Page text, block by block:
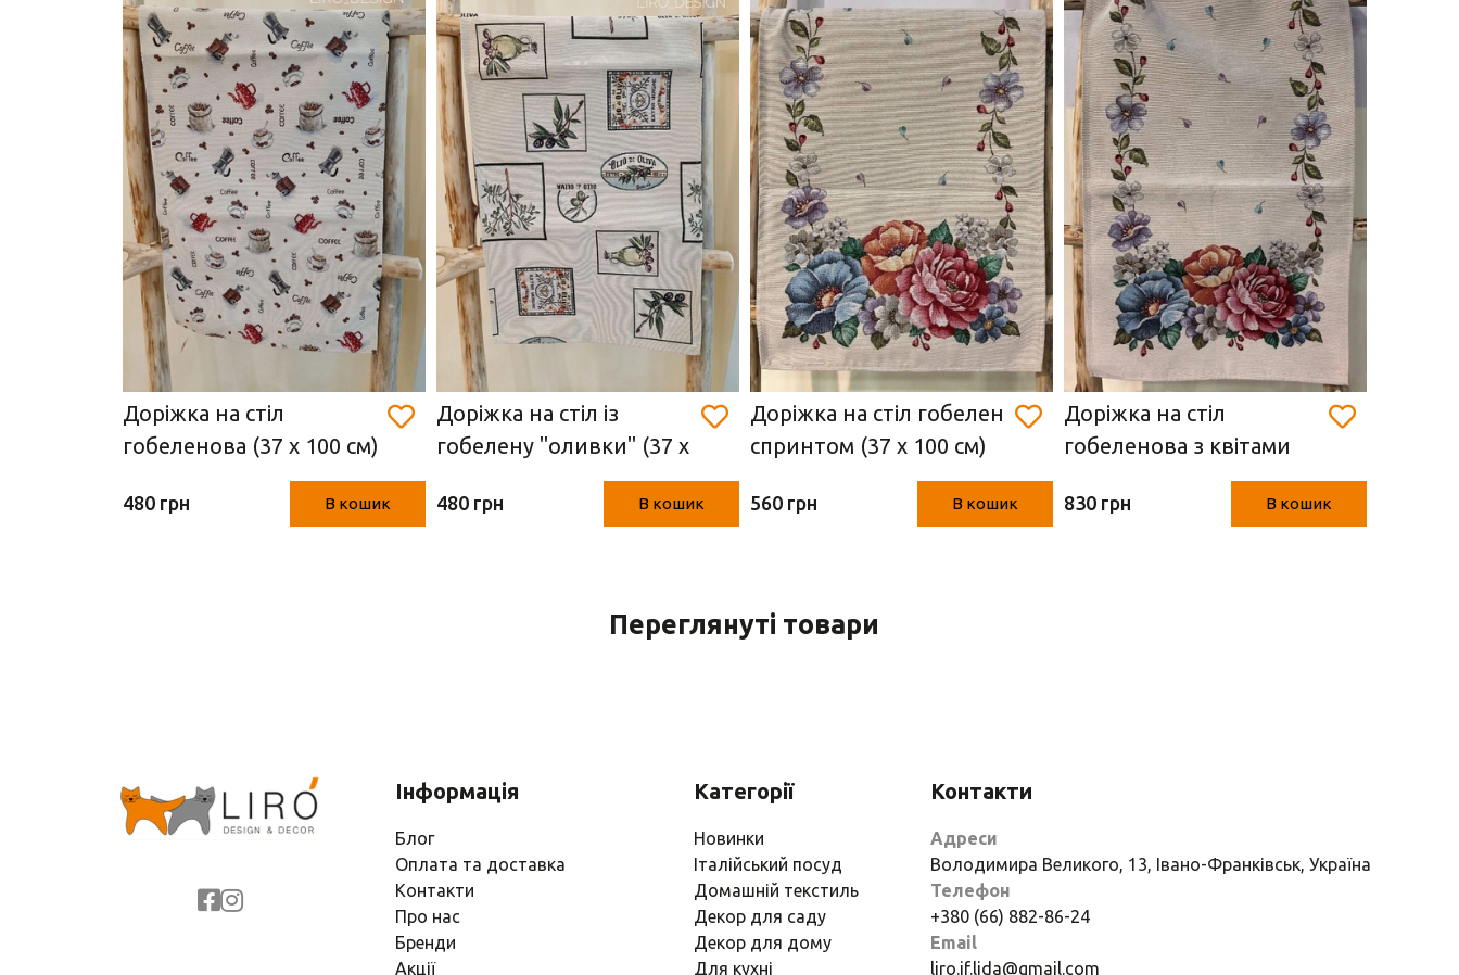
Доріжка на стіл
гобеленова (37 х 100 см)
480 грн В кошик
Доріжка на стіл із
гобелену "оливки" (37 х
480 грн В кошик
Доріжка на стіл гобелен
спринтом (37 х 100 см)
560 грн В кошик
Доріжка на стіл
гобеленова з квітами
830 грн В кошик
Переглянуті товари
Інформація
Блог
Оплата та доставка
Контакти
Про нас
Бренди
Акції
Категорії
Новинки
Італійський посуд
Домашній текстиль
Декор для саду
Декор для дому
Для кухні
Контакти
Адреси
Володимира Великого, 13, Івано-Франківськ, Україна
Телефон
+380 (66) 882-86-24
Email
liro.if.lida@gmail.com